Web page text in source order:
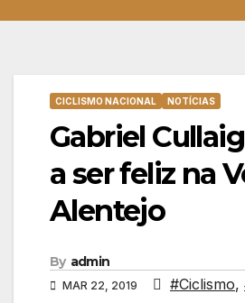
CICLISMO NACIONAL NOTÍCIAS
Gabriel
a ser feliz na
Alentejo
By admin
MAR 22, 2019 #Ciclismo,